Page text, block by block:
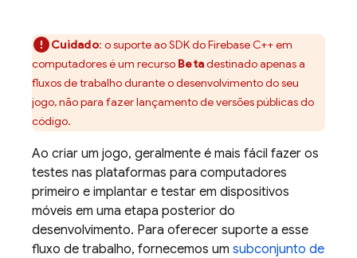
Cuidado: o suporte ao SDK doFirebaseC++em
computadores é um recurso Betadestinado apenas a
fluxos de trabalho durante o desenvolvimento do seu
jogo, não para fazer lançamento de versões públicas do
código.
Ao criar um jogo, geralmente é mais fácil fazer os
testes nas plataformas para computadores
primeiro e implantar e testar em dispositivos
móveis em uma etapa posterior do
desenvolvimento. Para oferecer suporte a esse
fluxo de trabalho, fornecemos um subconjunto de